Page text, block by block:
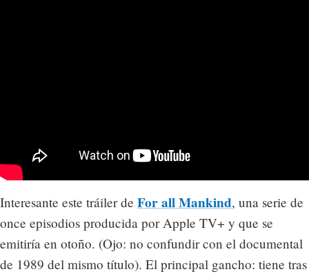
Interesante este tráiler de For all Mankind, una serie de
once episodios producida por Apple TV+ y que se
emitiría en otoño. (Ojo: no confundir con el documental
de 1989 del mismo título). El principal gancho: tiene tras